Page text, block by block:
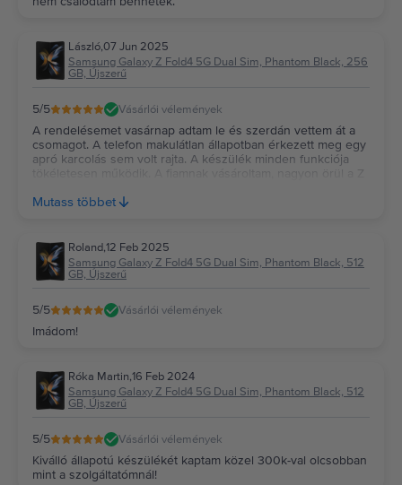
László,07 Jun 2025
Samsung Galaxy Z Fold4 5G Dual Sim, Phantom Black, 256
GB, Újszerű
5/5 Vásárlói vélemények
A rendelésemet vasárnap adtam le és szerdán vettem át a
csomagot. A telefon makulátlan állapotban érkezett meg egy
apró karcolás sem volt rajta. A készülék minden funkciója
Nagyon elégedettek vagyunk a vásárlással.
Mutass többet
Roland,12 Feb 2025
Samsung Galaxy Z Fold4 5G Dual Sim, Phantom Black, 512
GB, Újszerű
5/5 Vásárlói vélemények
Imádom!
Róka Martin,16 Feb 2024
Samsung Galaxy Z Fold4 5G Dual Sim, Phantom Black, 512
GB, Újszerű
5/5 Vásárlói vélemények
Kiválló állapotú készülékét kaptam közel 300k-val olcsobban
mint a szolgáltatómnál!